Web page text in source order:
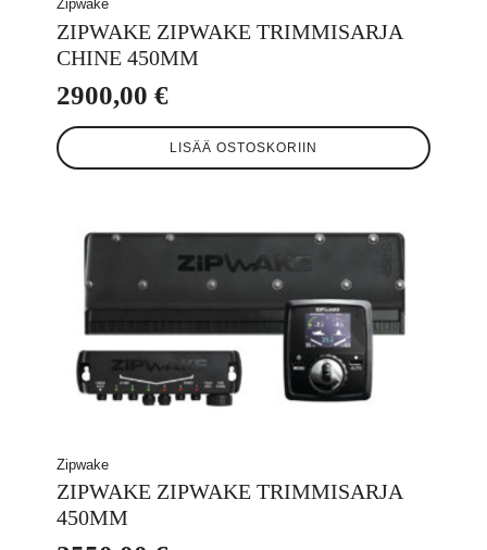
Zipwake
ZIPWAKE ZIPWAKE TRIMMISARJA
CHINE 450MM
2900,00 €
LISÄÄ OSTOSKORIIN
Zipwake
ZIPWAKE ZIPWAKE TRIMMISARJA
450MM